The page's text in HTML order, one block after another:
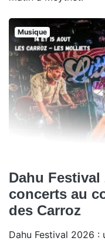
Musique
Dahu Festival
concerts au
des Carroz
Dahu Festival 2026 :